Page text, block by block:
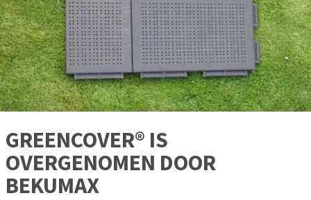
GREENCOVER® IS
OVERGENOMEN DOOR
BEKUMAX